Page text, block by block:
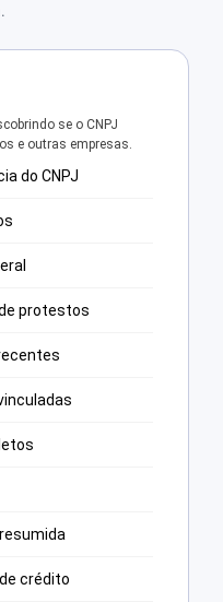
se o CNPJ
e outras empresas.
do CNPJ
protestos
crédito